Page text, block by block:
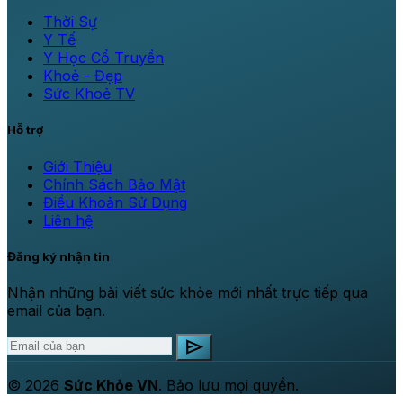
Thời Sự
Y Tế
Y Học Cổ Truyền
Khoẻ - Đẹp
Sức Khoẻ TV
Hỗ trợ
Giới Thiệu
Chính Sách Bảo Mật
Điều Khoản Sử Dụng
Liên hệ
Đăng ký nhận tin
Nhận những bài viết sức khỏe mới nhất trực tiếp qua
email của bạn.
send
© 2026 Sức Khỏe VN. Bảo lưu mọi quyền.